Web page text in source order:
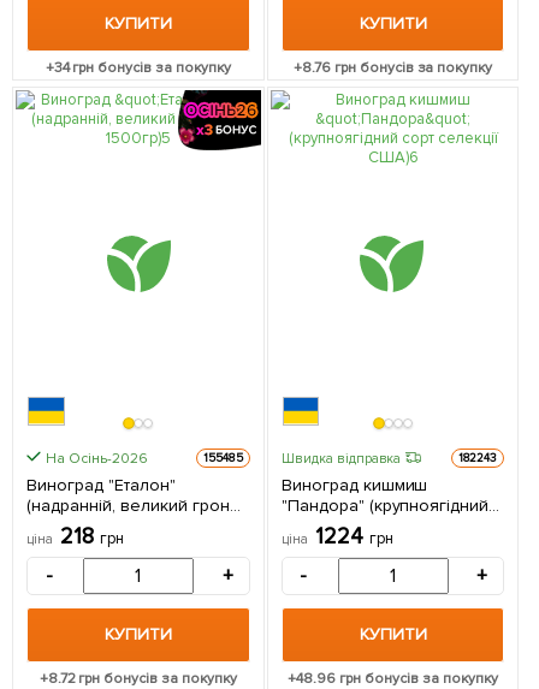
КУПИТИ
+34грн бонусів за покупку
КУПИТИ
+8.76грн бонусів за покупку
На Осінь-2026 155485
Виноград "Еталон"
(надранній, великий гроно
до 1500гр) 1 саджанець в
упаковці
ціна 218 грн
- +
КУПИТИ
+8.72грн бонусів за покупку
Швидка відправка 182243
Виноград кишмиш
"Пандора" (крупноягідний
сорт селекції США) 1
саджанець в упаковці
ціна 1224 грн
- +
КУПИТИ
+48.96 грн бонусів за покупку